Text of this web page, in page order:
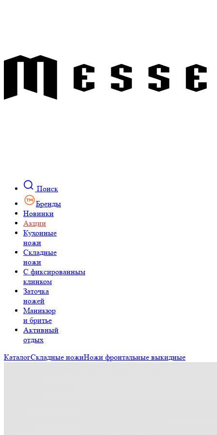
Поиск
Бренды
Новинки
Акции
Кухонные
ножи
Складные
ножи
C фиксированным
клинком
Заточка
ножей
Маникюр
и бритье
Активный
отдых
КаталогСкладные ножиНожи фронтальные выкидные